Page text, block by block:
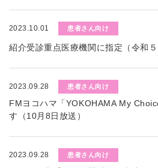
2023.10.01 患者さん向け
紹介受診重点医療機関に指定（令和５
2023.09.28 患者さん向け
FMヨコハマ「YOKOHAMA My
す（10月8日放送）
2023.09.28 患者さん向け